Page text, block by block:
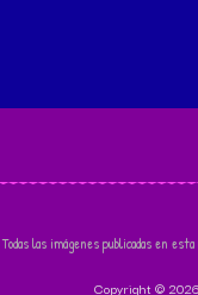
Todas las imágenes publicadas en
Copyright © 2026